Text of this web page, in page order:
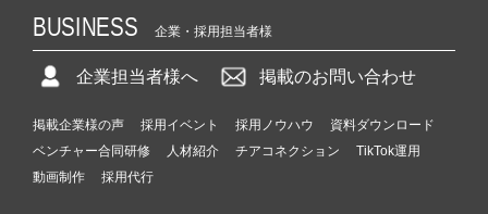
BUSINESS 企業・採用担当者様
企業担当者様へ 掲載のお問い合わせ
掲載企業様の声 採用イベント 採用ノウハウ
資料ダウンロード
ベンチャー合同研修
人材紹介 チアコネクション
TikTok運用
動画制作
採用代行